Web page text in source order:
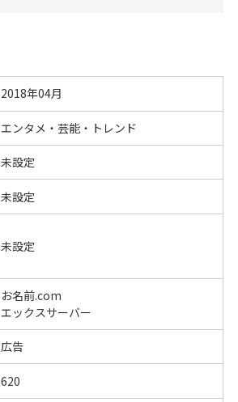
2018年04月
エンタメ・芸能・トレンド
未設定
未設定
未設定
お名前.com
エックスサーバー
広告
620